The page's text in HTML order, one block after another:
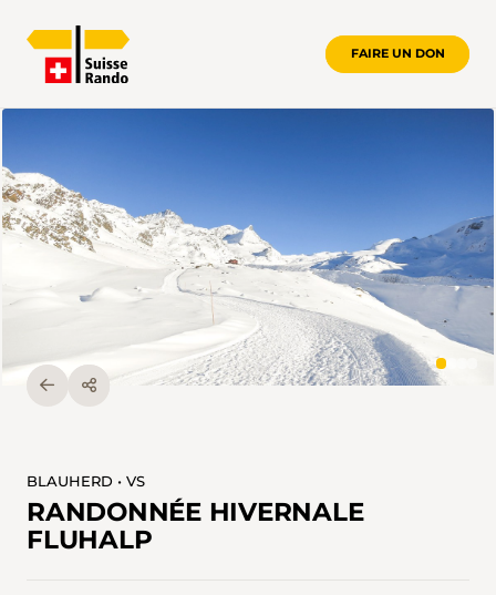
FAIRE UN DON
BLAUHERD • VS
RANDONNÉE HIVERNALE
FLUHALP